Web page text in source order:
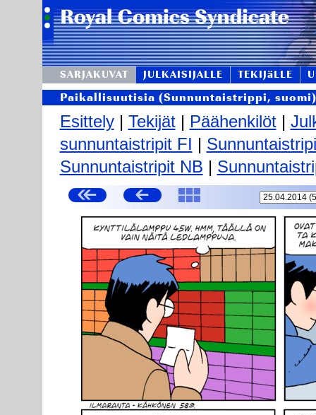
SARJAKUVAT JULKAISIJALLE TEKIJäLLE
Paikallisuutisia (Sunnuntaistrippi, suomi)
Esittely| Tekijät| Päähenkilöt|
sunnuntaistripit FI |
Sunnuntaistripit NB |